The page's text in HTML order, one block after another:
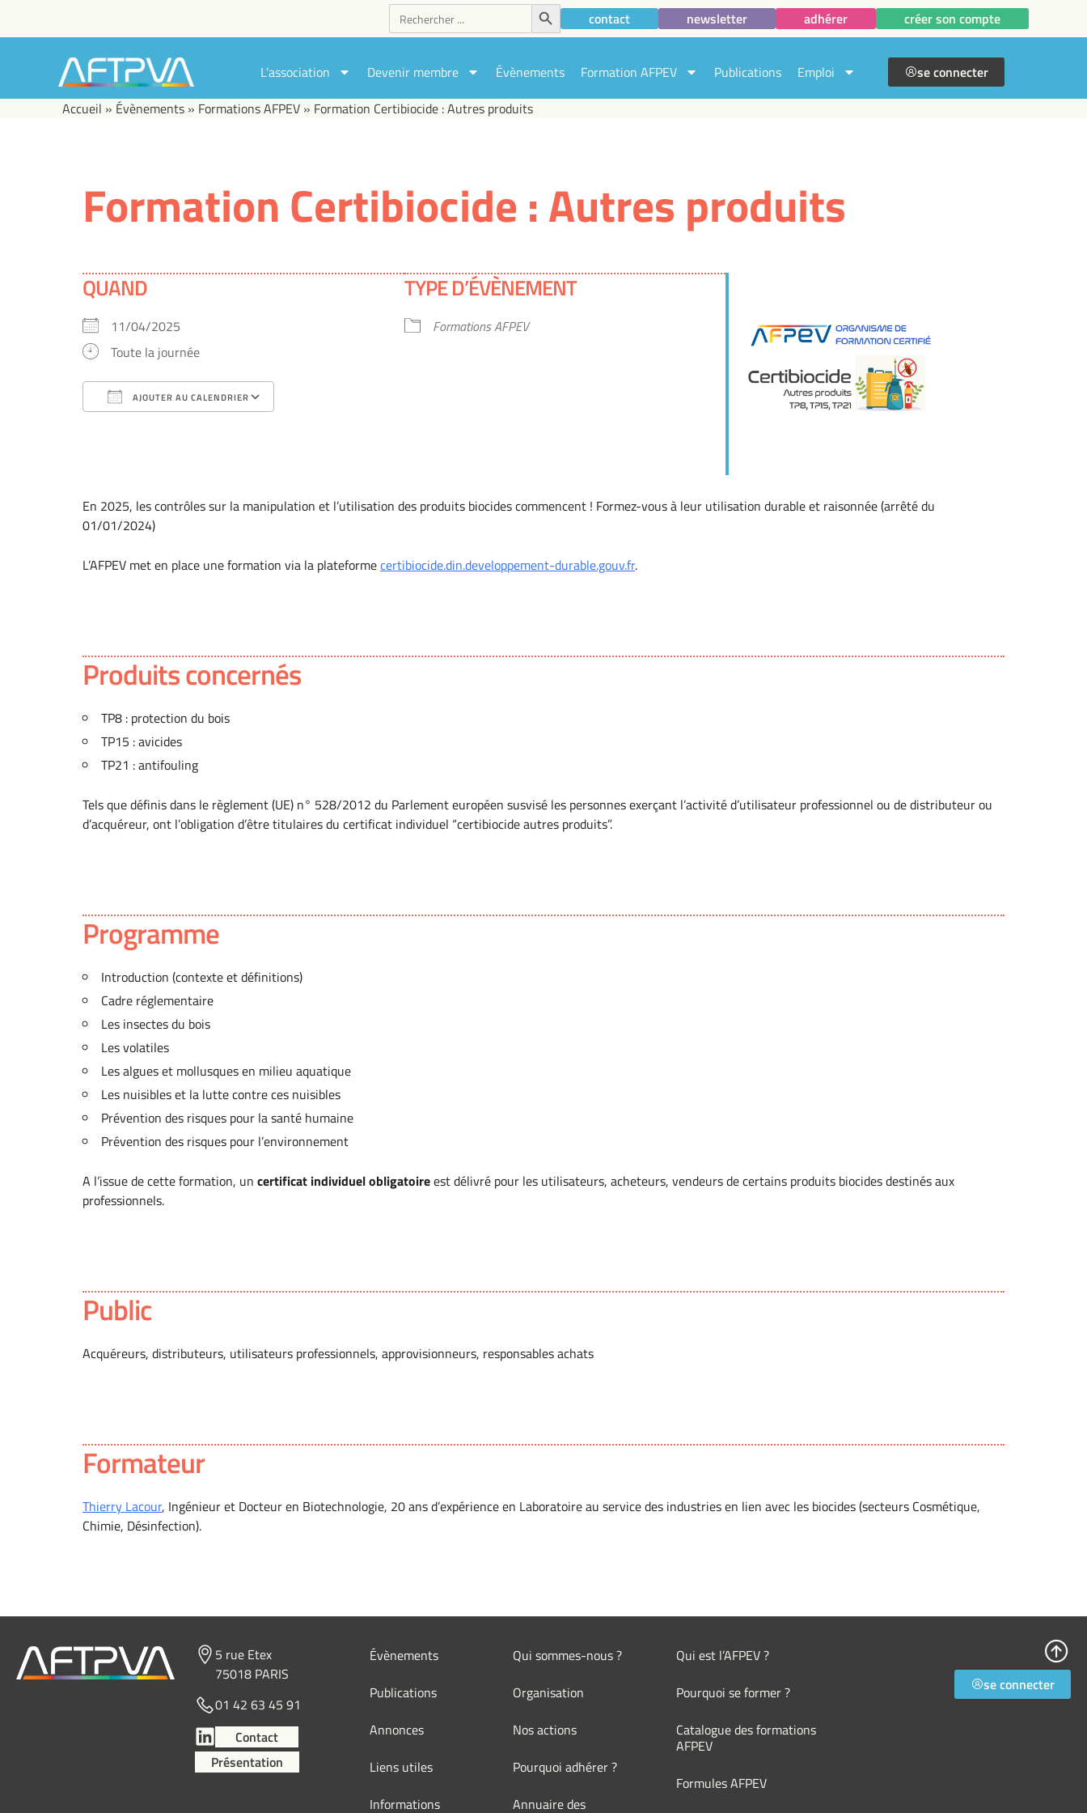
contact newsletter adhérer
Search
for: créer son compte
L’association Devenir membre Évènements Formation AFPEV Publications Emploi
se connecter
Accueil » Évènements » Formations AFPEV » Formation Certibiocide : Autres produits
Formation Certibiocide : Autres produits
QUAND
11/04/2025
Toute la journée
AJOUTER AU CALENDRIER
TYPE D’ÉVÈNEMENT
Formations AFPEV
En 2025, les contrôles sur la manipulation et l’utilisation des produits biocides commencent ! Formez-vousà leur utilisation durable et raisonnée (arrêté du
01/01/2024)
L’AFPEV met en place une formation via la plateformecertibiocide.din.developpement-durable.gouv.fr.
Produits concernés
TP8 : protection du bois
TP15 : avicides
TP21 : antifouling
Tels que définis dans le règlement (UE) n° 528/2012 du Parlement européen susvisé les personnes exerçant l’activité d’utilisateur professionnel ou de distributeur ou
d’acquéreur, ont l’obligation d’être titulaires du certificat individuel “certibiocide autres produits”.
Programme
Introduction (contexte et définitions)
Cadre réglementaire
Les insectes du bois
Les volatiles
Les algues et mollusques en milieu aquatique
Les nuisibles et la lutte contre ces nuisibles
Prévention des risques pour la santé humaine
Prévention des risques pour l’environnement
A l’issue de cette formation, un certificat individuel obligatoireest délivré pour les utilisateurs, acheteurs, vendeurs de certains produits biocides destinés aux
professionnels.
Public
Acquéreurs, distributeurs, utilisateurs professionnels, approvisionneurs, responsables achats
Formateur
Thierry Lacour, Ingénieur et Docteur en Biotechnologie, 20 ans d’expérience en Laboratoire au service des industries en lien avec les biocides (secteurs Cosmétique,
Chimie, Désinfection).
5 rue Etex
75018 PARIS
01 42 63 45 91
Contact
Présentation
Évènements
Publications
Annonces
Liens utiles
Informations
Qui sommes-nous ?
Organisation
Nos actions
Pourquoi adhérer ?
Annuaire des
Qui est l’AFPEV ?
Pourquoi se former ?
Catalogue des formations
AFPEV
Formules AFPEV
se connecter